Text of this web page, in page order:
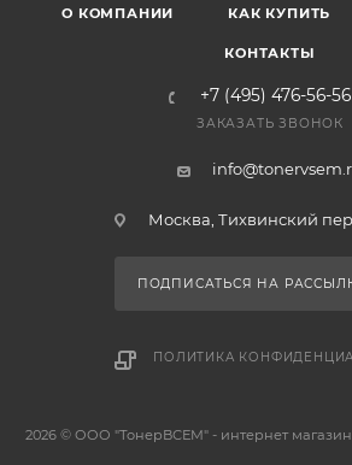
О КОМПАНИИ КАК КУПИТЬ
КОНТАКТЫ
+7 (495) 476-56-56
ЗАКАЗАТЬ ЗВОНОК
Москва, Тихвинский пер.
ПОДПИСАТЬСЯ НА
ПОЛИТИКА
2026 © ООО "ТонерВСЕМ" - интернет